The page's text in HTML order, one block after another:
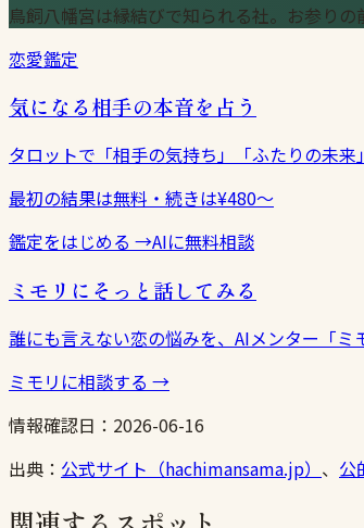
鳥飼八幡宮は縁結びで知られる社。お参り
恋愛鑑定
気になる相手の本音を占う
タロットで「相手の気持ち」「ふたりの未来
最初の結果は無料・続きは¥480〜
鑑定をはじめる →AIに無料相談
ミモリにそっと話してみる
誰にも言えない恋の悩みを、AIメンター「ミ
ミモリに相談する →
情報確認日： 2026-06-16
出典： 公式サイト（hachimansama.jp） 、 公